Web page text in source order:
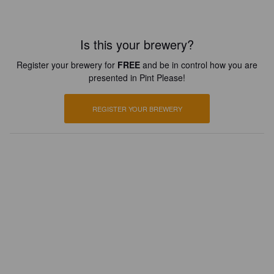
Is this your brewery?
Register your brewery for FREE and be in control how you are
presented in Pint Please!
REGISTER YOUR BREWERY